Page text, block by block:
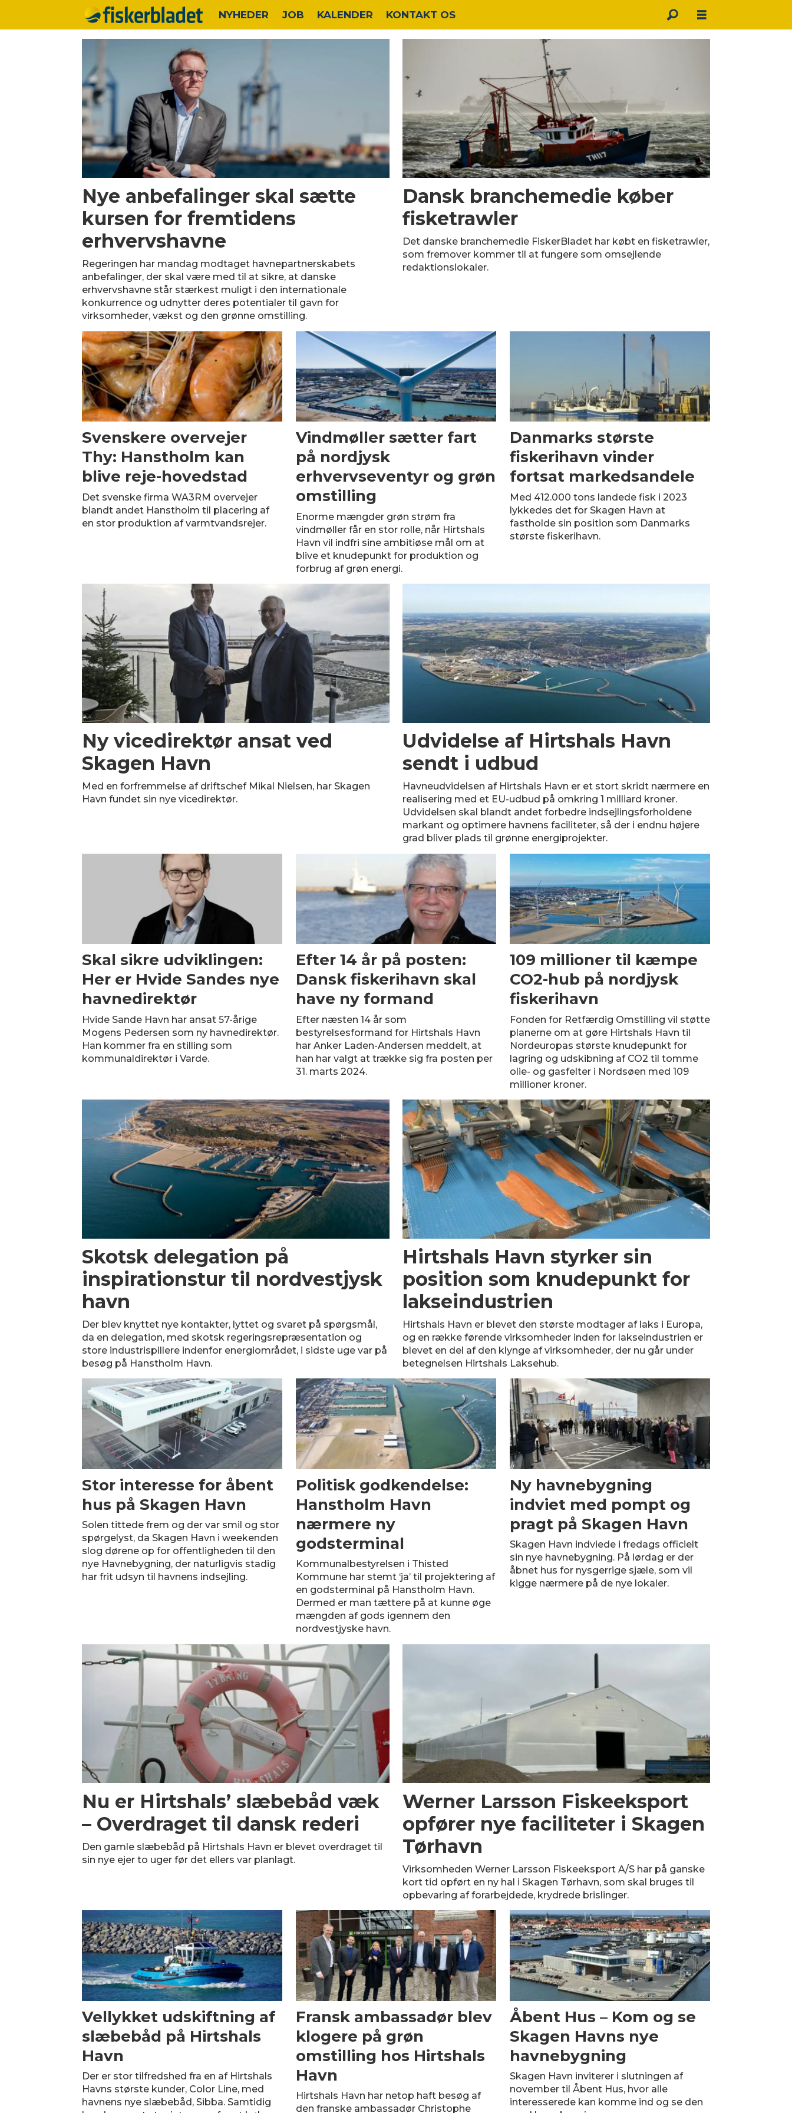
NYHEDER JOB KALENDER KONTAKT OS
Nye anbefalinger skal sætte
kursen for fremtidens
erhvervshavne
Regeringen har mandag modtaget havnepartnerskabets
anbefalinger, der skal være med til at sikre, at danske
erhvervshavne står stærkest muligt i den internationale
konkurrence og udnytter deres potentialer til gavn for
virksomheder, vækst og den grønne omstilling.
Dansk branchemedie køber
fisketrawler
Det danske branchemedie FiskerBladet har købt en fisketrawler,
som fremover kommer til at fungere som omsejlende
redaktionslokaler.
Svenskere overvejer
Thy: Hanstholm kan
blive reje-hovedstad
Det svenske firma WA3RM overvejer
blandt andet Hanstholm til placering af
en stor produktion af varmtvandsrejer.
Vindmøller sætter fart
på nordjysk
erhvervseventyr og grøn
omstilling
Enorme mængder grøn strøm fra
vindmøller får en stor rolle, når Hirtshals
Havn vil indfri sine ambitiøse mål om at
blive et knudepunkt for produktion og
forbrug af grøn energi.
Danmarks største
fiskerihavn vinder
fortsat markedsandele
Med 412.000 tons landede fisk i 2023
lykkedes det for Skagen Havn at
fastholde sin position som Danmarks
største fiskerihavn.
Ny vicedirektør ansat ved
Skagen Havn
Med en forfremmelse af driftschef Mikal Nielsen, har Skagen
Havn fundet sin nye vicedirektør.
Udvidelse af Hirtshals Havn
sendt i udbud
Havneudvidelsen af Hirtshals Havn er et stort skridt nærmere en
realisering med et EU-udbud på omkring 1 milliard kroner.
Udvidelsen skal blandt andet forbedre indsejlingsforholdene
markant og optimere havnens faciliteter, så der i endnu højere
grad bliver plads til grønne energiprojekter.
Skal sikre udviklingen:
Her er Hvide Sandes nye
havnedirektør
Hvide Sande Havn har ansat 57-årige
Mogens Pedersen som ny havnedirektør.
Han kommer fra en stilling som
kommunaldirektør i Varde.
Efter 14 år på posten:
Dansk fiskerihavn skal
have ny formand
Efter næsten 14 år som
bestyrelsesformand for Hirtshals Havn
har Anker Laden-Andersen meddelt, at
han har valgt at trække sig fra posten per
31. marts 2024.
109 millioner til kæmpe
CO2-hub på nordjysk
fiskerihavn
Fonden for Retfærdig Omstilling vil støtte
planerne om at gøre Hirtshals Havn til
Nordeuropas største knudepunkt for
lagring og udskibning af CO2 til tomme
olie- og gasfelter i Nordsøen med 109
millioner kroner.
Skotsk delegation på
inspirationstur til nordvestjysk
havn
Der blev knyttet nye kontakter, lyttet og svaret på spørgsmål,
da en delegation, med skotsk regeringsrepræsentation og
store industrispillere indenfor energiområdet, i sidste uge var på
besøg på Hanstholm Havn.
Hirtshals Havn styrker sin
position som knudepunkt for
lakseindustrien
Hirtshals Havn er blevet den største modtager af laks i Europa,
og en række førende virksomheder inden for lakseindustrien er
blevet en del af den klynge af virksomheder, der nu går under
betegnelsen Hirtshals Laksehub.
Stor interesse for åbent
hus på Skagen Havn
Solen tittede frem og der var smil og stor
spørgelyst, da Skagen Havn i weekenden
slog dørene op for offentligheden til den
nye Havnebygning, der naturligvis stadig
har frit udsyn til havnens indsejling.
Politisk godkendelse:
Hanstholm Havn
nærmere ny
godsterminal
Kommunalbestyrelsen i Thisted
Kommune har stemt ‘ja’ til projektering af
en godsterminal på Hanstholm Havn.
Dermed er man tættere på at kunne øge
mængden af gods igennem den
nordvestjyske havn.
Ny havnebygning
indviet med pompt og
pragt på Skagen Havn
Skagen Havn indviede i fredags officielt
sin nye havnebygning. På lørdag er der
åbnet hus for nysgerrige sjæle, som vil
kigge nærmere på de nye lokaler.
Nu er Hirtshals’ slæbebåd væk
– Overdraget til dansk rederi
Den gamle slæbebåd på Hirtshals Havn er blevet overdraget til
sin nye ejer to uger før det ellers var planlagt.
Werner Larsson Fiskeeksport
opfører nye faciliteter i Skagen
Tørhavn
Virksomheden Werner Larsson Fiskeeksport A/S har på ganske
kort tid opført en ny hal i Skagen Tørhavn, som skal bruges til
opbevaring af forarbejdede, krydrede brislinger.
Vellykket udskiftning af
slæbebåd på Hirtshals
Havn
Der er stor tilfredshed fra en af Hirtshals
Havns største kunder, Color Line, med
havnens nye slæbebåd, Sibba. Samtidig
Fransk ambassadør blev
klogere på grøn
omstilling hos Hirtshals
Havn
Hirtshals Havn har netop haft besøg af
den franske ambassadør Christophe
Åbent Hus – Kom og se
Skagen Havns nye
havnebygning
Skagen Havn inviterer i slutningen af
november til Åbent Hus, hvor alle
interesserede kan komme ind og se den